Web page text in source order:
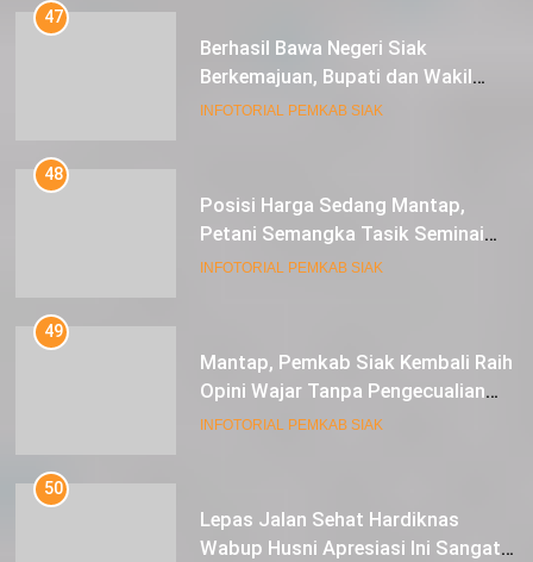
47
Berhasil Bawa Negeri Siak
Berkemajuan, Bupati dan Wakil
Bupati Siak Terima Gelar Adat
INFOTORIAL PEMKAB SIAK
48
Posisi Harga Sedang Mantap,
Petani Semangka Tasik Seminai
Raup Untung
INFOTORIAL PEMKAB SIAK
49
Mantap, Pemkab Siak Kembali Raih
Opini Wajar Tanpa Pengecualian
ke-13 Dari BPK RI.
INFOTORIAL PEMKAB SIAK
50
Lepas Jalan Sehat Hardiknas
Wabup Husni Apresiasi Ini Sangat